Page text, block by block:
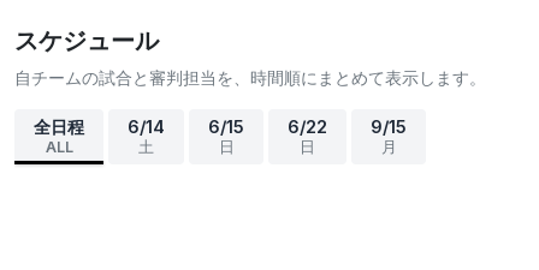
スケジュール
自チームの試合と審判担当を、時間順にまとめて表示します。
全日程
ALL
6/14
土
6/15
日
6/22
日
9/15
月